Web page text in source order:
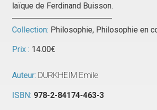
laïque de Ferdinand Buisson.
Collection: Philosophie, Philosophie en
Prix : 14.00€
Auteur: DURKHEIM Emile
ISBN: 978-2-84174-463-3